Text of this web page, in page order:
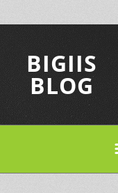
BIGIIS
BLOG